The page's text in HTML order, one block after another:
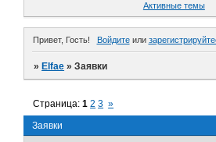
Активные темы
Привет, Гость! Войдитеили
»Elfae »Заявки
Заявки
Страница:1 2 3 »